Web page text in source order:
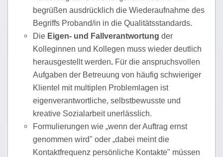
begrüßen ausdrücklich die Wiederaufnahme des
Begriffs Proband/in in die Qualitätsstandards.
Die Eigen- und Fallverantwortung der
Kolleginnen und Kollegen muss wieder deutlich
herausgestellt werden. Für die anspruchsvollen
Aufgaben der Betreuung von häufig schwieriger
Klientel mit multiplen Problemlagen ist
eigenverantwortliche, selbstbewusste und
kreative Sozialarbeit unerlässlich.
Formulierungen wie „wenn der Auftrag ernst
genommen wird" oder „dabei meint die
Kontaktfrequenz persönliche Kontakte" müssen